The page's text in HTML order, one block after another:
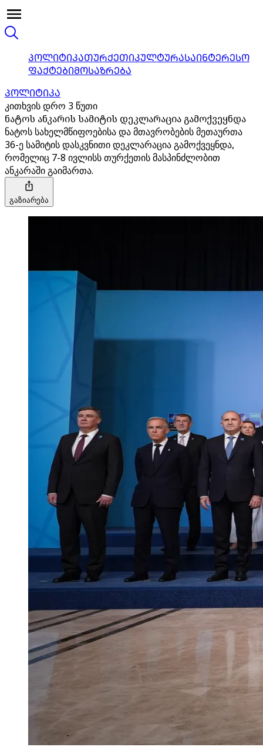
ᲞᲝᲚᲘᲢᲘᲙᲐᲗᲣᲠᲥᲔᲗᲘᲙᲣᲚᲢᲣᲠᲐᲡᲐᲘᲜᲢᲔᲠᲔᲡᲝ
ᲤᲐᲥᲢᲔᲑᲘᲛᲝᲡᲐᲖᲠᲔᲑᲐ
ᲞᲝᲚᲘᲢᲘᲙᲐ
კითხვის დრო 3 წუთი
ნატოს ანკარის სამიტის დეკლარაცია გამოქვეყნდა
ნატოს სახელმწიფოებისა და მთავრობების მეთაურთა
36-ე სამიტის დასკვნითი დეკლარაცია გამოქვეყნდა,
რომელიც 7-8 ივლისს თურქეთის მასპინძლობით
ანკარაში გაიმართა.
გაზიარება